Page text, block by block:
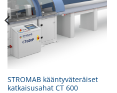
STROMAB kääntyväteräiset
katkaisusahat CT 600